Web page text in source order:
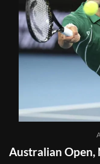
Australian Open,